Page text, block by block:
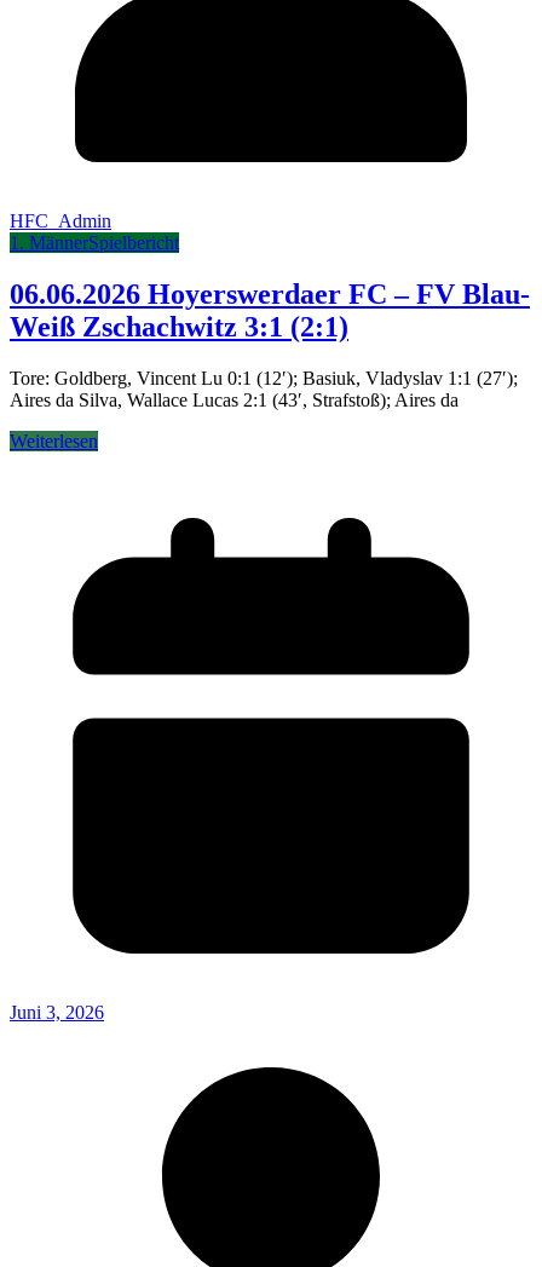
HFC_Admin
1. MännerSpielbericht
06.06.2026 Hoyerswerdaer FC – FV Blau-
Weiß Zschachwitz 3:1 (2:1)
Tore: Goldberg, Vincent Lu 0:1 (12′); Basiuk, Vladyslav 1:1 (27′);
Aires da Silva, Wallace Lucas 2:1 (43′, Strafstoß); Aires da
Weiterlesen
Juni 3, 2026